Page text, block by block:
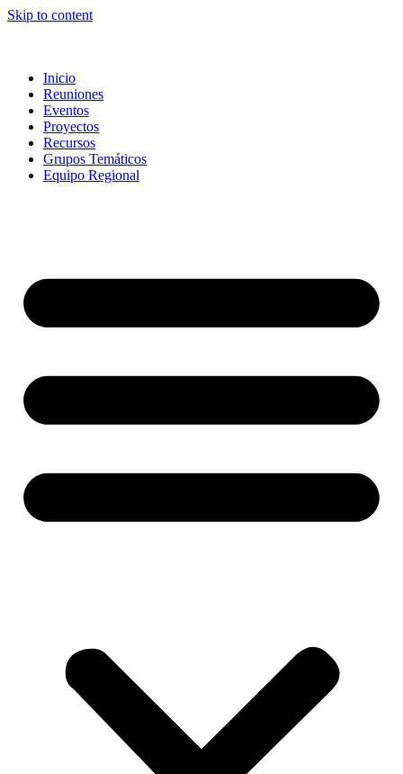
Skip to content
Inicio
Reuniones
Eventos
Proyectos
Recursos
Grupos Temáticos
Equipo Regional